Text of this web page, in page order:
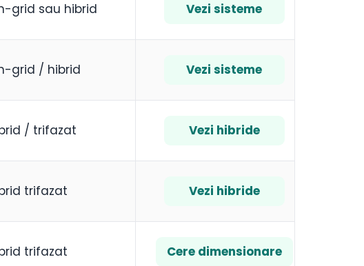
grid sau hibrid Vezi sisteme
grid / hibrid Vezi sisteme
/ trifazat Vezi hibride
trifazat Vezi hibride
trifazat Cere dimensionare